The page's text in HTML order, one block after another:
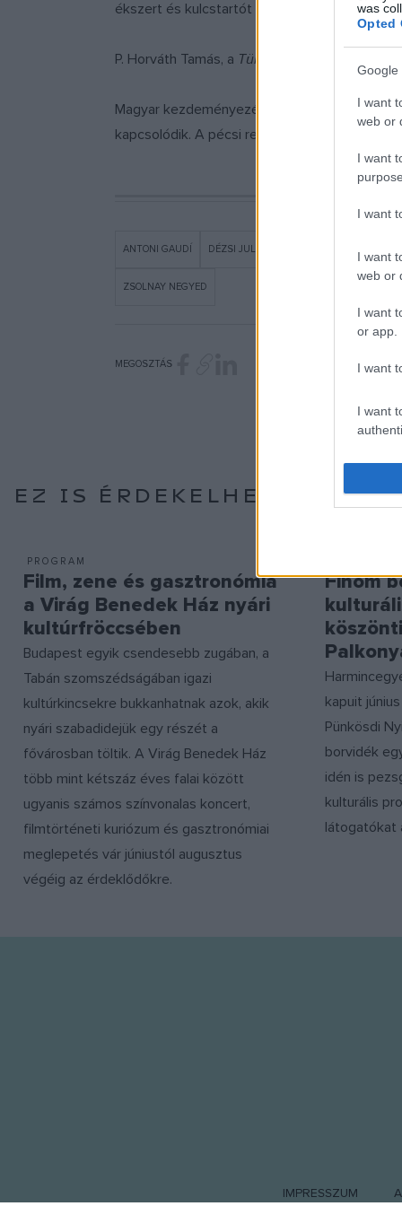
was
Opted
Google
I want
web or
I want
I want
I want
web or
I want
or app.
I want
I want
ékszert és kulcstartót Zsolnay Júlia egykori
P. Horváth Tamás, a Tündérváros című
Magyar kezdeményezésre 2013 óta ünneplik
kapcsolódik. A pécsi rendezvényről a Zsolnay
ANTONI GAUDÍ DÉZSI JULIANNA
ZSOLNAY NEGYED
MEGOSZTÁS
EZ IS ÉRDEKELHETI
PROGRAM
Film, zene és gasztronómia
a Virág Benedek Ház nyári
kultúrfröccsében
Budapest egyik csendesebb zugában, a
Tabán szomszédságában igazi
kultúrkincsekre bukkanhatnak azok, akik
nyári szabadidejük egy részét a
fővárosban töltik. A Virág Benedek Ház
több mint kétszáz éves falai között
ugyanis számos színvonalas koncert,
filmtörténeti kuriózum és gasztronómiai
meglepetés vár júniustól augusztus
végéig az érdeklődőkre.
Finom
kapuit
Pünkösdi
borvidék
idén is
kulturális
látogatókat
IMPRESSZUM